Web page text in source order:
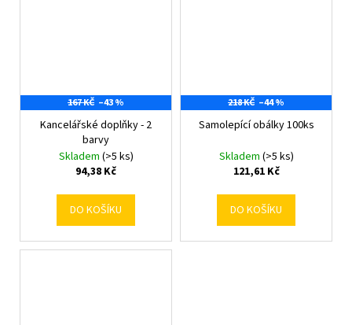
167 KČ –43 %
Kancelářské doplňky - 2
barvy
Skladem (>5 ks)
94,38 Kč
DO KOŠÍKU
218 KČ –44 %
Samolepící obálky 100ks
Skladem (>5 ks)
121,61 Kč
DO KOŠÍKU